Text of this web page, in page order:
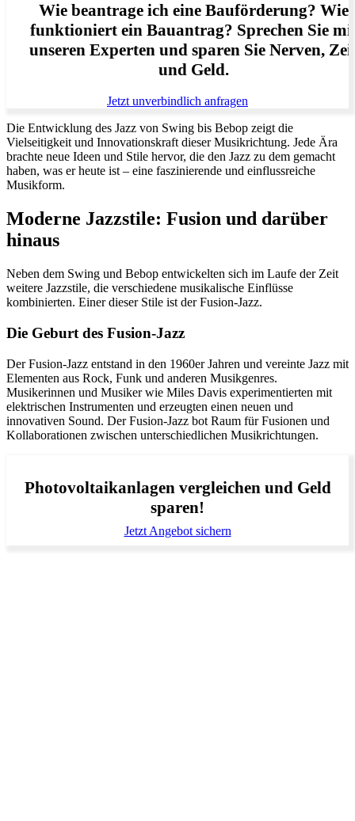
Wie beantrage ich eine Bauförderung? Wie
funktioniert ein Bauantrag? Sprechen Sie
unseren Experten und sparen Sie Nerven,
und Geld.
Jetzt unverbindlich anfragen
Die Entwicklung des Jazz von Swing bis Bebop zeigt die
Vielseitigkeit und Innovationskraft dieser Musikrichtung. Jede Ära
brachte neue Ideen und Stile hervor, die den Jazz zu dem gemacht
haben, was er heute ist – eine faszinierende und einflussreiche
Musikform.
Moderne Jazzstile: Fusion und darüber
hinaus
Neben dem Swing und Bebop entwickelten sich im Laufe der Zeit
weitere Jazzstile, die verschiedene musikalische Einflüsse
kombinierten. Einer dieser Stile ist der Fusion-Jazz.
Die Geburt des Fusion-Jazz
Der Fusion-Jazz entstand in den 1960er Jahren und vereinte Jazz mit
Elementen aus Rock, Funk und anderen Musikgenres.
Musikerinnen und Musiker wie Miles Davis experimentierten mit
elektrischen Instrumenten und erzeugten einen neuen und
innovativen Sound. Der Fusion-Jazz bot Raum für Fusionen und
Kollaborationen zwischen unterschiedlichen Musikrichtungen.
Photovoltaikanlagen vergleichen und Geld
sparen!
Jetzt Angebot sichern